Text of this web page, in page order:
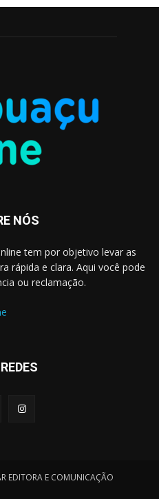
NÓS
tem por objetivo levar as
rápida e clara. Aqui você pode
ou reclamação.
E COMUNICAÇÃO